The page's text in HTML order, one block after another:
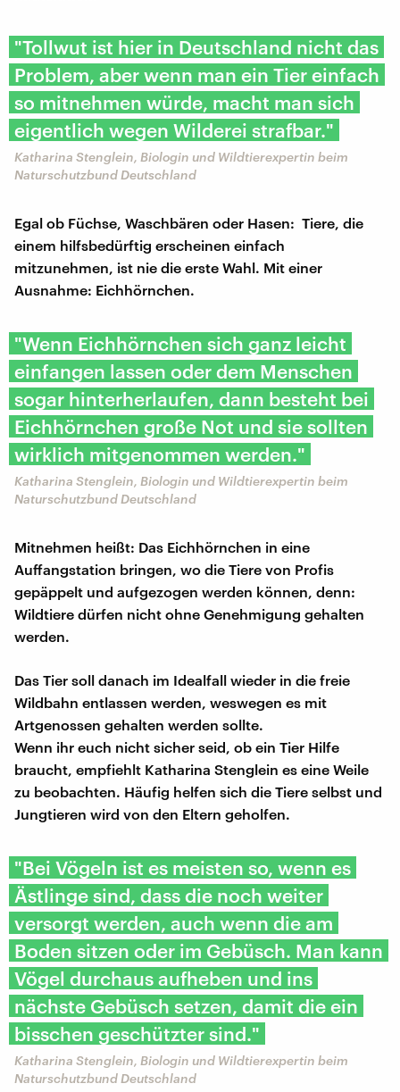
"Tollwut ist hier in Deutschland nicht das
Problem, aber wenn man ein Tier einfach
so mitnehmen würde, macht man sich
eigentlich wegen Wilderei strafbar."
Katharina Stenglein, Biologin und Wildtierexpertin beim
Naturschutzbund Deutschland
Egal ob Füchse, Waschbären oder Hasen: Tiere, die
einem hilfsbedürftig erscheinen einfach
mitzunehmen, ist nie die erste Wahl. Mit einer
Ausnahme: Eichhörnchen.
"Wenn Eichhörnchen sich ganz leicht
einfangen lassen oder dem Menschen
sogar hinterherlaufen, dann besteht bei
Eichhörnchen große Not und sie sollten
wirklich mitgenommen werden."
Katharina Stenglein, Biologin und Wildtierexpertin beim
Naturschutzbund Deutschland
Mitnehmen heißt: Das Eichhörnchen in eine
Auffangstation bringen, wo die Tiere von Profis
gepäppelt und aufgezogen werden können, denn:
Wildtiere dürfen nicht ohne Genehmigung gehalten
werden.
Das Tier soll danach im Idealfall wieder in die freie
Wildbahn entlassen werden, weswegen es mit
Artgenossen gehalten werden sollte.
Wenn ihr euch nicht sicher seid, ob ein Tier Hilfe
braucht, empfiehlt Katharina Stenglein es eine Weile
zu beobachten. Häufig helfen sich die Tiere selbst und
Jungtieren wird von den Eltern geholfen.
"Bei Vögeln ist es meisten so, wenn es
Ästlinge sind, dass die noch weiter
versorgt werden, auch wenn die am
Boden sitzen oder im Gebüsch. Man kann
Vögel durchaus aufheben und ins
nächste Gebüsch setzen, damit die ein
bisschen geschützter sind."
Katharina Stenglein, Biologin und Wildtierexpertin beim
Naturschutzbund Deutschland